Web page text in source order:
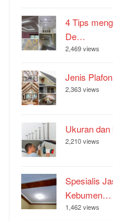
4 Tips
De…
2,469 views
Jenis
2,363 views
Ukuran
2,210 views
Spesialis
Kebumen…
1,462 views